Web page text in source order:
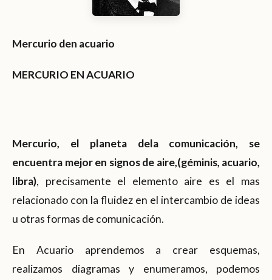
Mercurio den acuario
MERCURIO EN ACUARIO
Mercurio, el planeta dela comunicación, se
encuentra mejor en signos de aire,(géminis, acuario,
libra), precisamente el elemento aire es el mas
relacionado con la fluidez en el intercambio de ideas
u otras formas de comunicación.
En Acuario aprendemos a crear esquemas,
realizamos diagramas y enumeramos, podemos